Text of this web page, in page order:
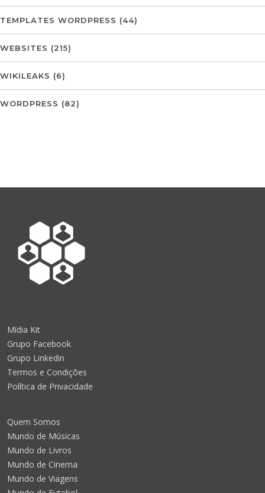
TEMPLATES WORDPRESS (44)
WEBSITES (215)
WIKILEAKS (6)
WORDPRESS (82)
Mídia Kit
Grupo Facebook
Grupo Linkedin
Termos e Condições
Política de Privacidade
Quem Somos
Mundo de Músicas
Mundo de Livros
Mundo de Cinema
Mundo de Viagens